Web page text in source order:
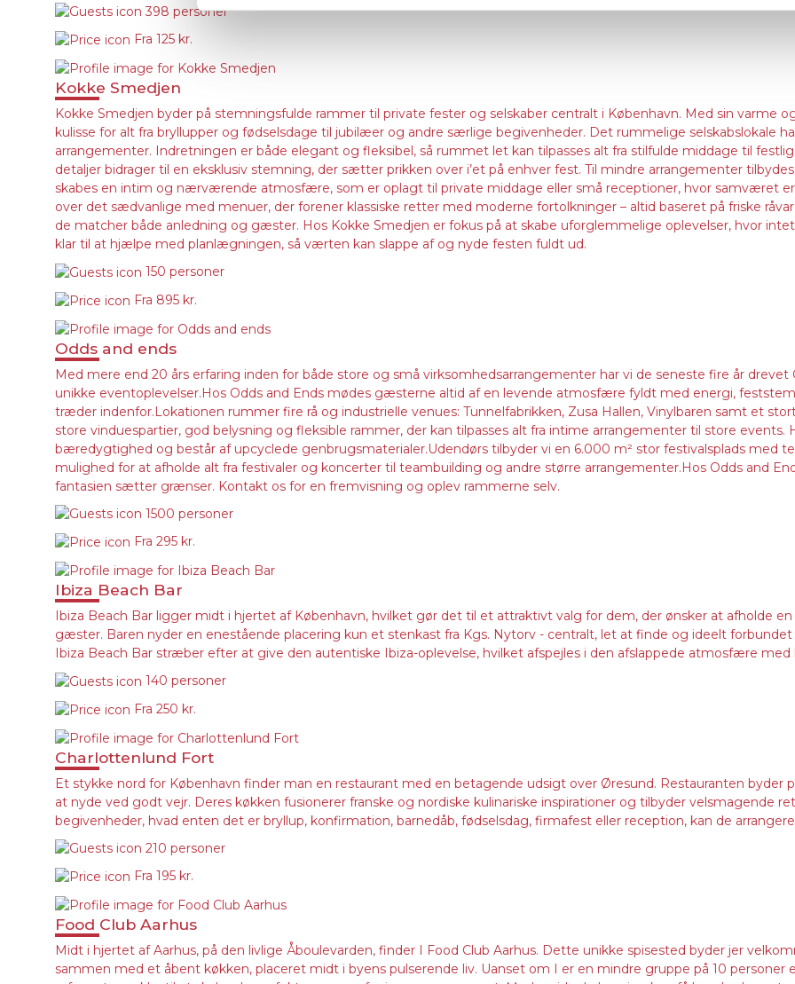
398 personer
Fra 125 kr.
Kokke Smedjen
Kokke Smedjen byder på stemningsfulde rammer til private fester og selskaber centralt i København. Med sin
kulisse for alt fra bryllupper og fødselsdage til jubilæer og andre særlige begivenheder. Det rummelige selskabslokale
arrangementer. Indretningen er både elegant og fleksibel, så rummet let kan tilpasses alt fra stilfulde middage til
detaljer bidrager til en eksklusiv stemning, der sætter prikken over i’et på enhver fest. Til mindre arrangementer
skabes en intim og nærværende atmosfære, som er oplagt til private middage eller små receptioner, hvor samværet
over det sædvanlige med menuer, der forener klassiske retter med moderne fortolkninger – altid baseret på friske
de matcher både anledning og gæster. Hos Kokke Smedjen er fokus på at skabe uforglemmelige oplevelser, hvor
klar til at hjælpe med planlægningen, så værten kan slappe af og nyde festen fuldt ud.
150 personer
Fra 895 kr.
Odds and ends
Med mere end 20 års erfaring inden for både store og små virksomhedsarrangementer har vi de seneste fire år
unikke eventoplevelser.Hos Odds and Ends mødes gæsterne altid af en levende atmosfære fyldt med energi,
træder indenfor.Lokationen rummer fire rå og industrielle venues: Tunnelfabrikken, Zusa Hallen, Vinylbaren samt et
store vinduespartier, god belysning og fleksible rammer, der kan tilpasses alt fra intime arrangementer til store
bæredygtighed og består af upcyclede genbrugsmaterialer.Udendørs tilbyder vi en 6.000 m² stor festivalsplads med
mulighed for at afholde alt fra festivaler og koncerter til teambuilding og andre større arrangementer.Hos Odds and
fantasien sætter grænser. Kontakt os for en fremvisning og oplev rammerne selv.
1500 personer
Fra 295 kr.
Ibiza Beach Bar
Ibiza Beach Bar ligger midt i hjertet af København, hvilket gør det til et attraktivt valg for dem, der ønsker at afholde
gæster. Baren nyder en enestående placering kun et stenkast fra Kgs. Nytorv - centralt, let at finde og ideelt
Ibiza Beach Bar stræber efter at give den autentiske Ibiza-oplevelse, hvilket afspejles i den afslappede atmosfære
140 personer
Fra 250 kr.
Charlottenlund Fort
Et stykke nord for København finder man en restaurant med en betagende udsigt over Øresund. Restauranten byder
at nyde ved godt vejr. Deres køkken fusionerer franske og nordiske kulinariske inspirationer og tilbyder velsmagende
begivenheder, hvad enten det er bryllup, konfirmation, barnedåb, fødselsdag, firmafest eller reception, kan de
210 personer
Fra 195 kr.
Food Club Aarhus
Midt i hjertet af Aarhus, på den livlige Åboulevarden, finder I Food Club Aarhus. Dette unikke spisested byder jer
sammen med et åbent køkken, placeret midt i byens pulserende liv. Uanset om I er en mindre gruppe på 10 personer